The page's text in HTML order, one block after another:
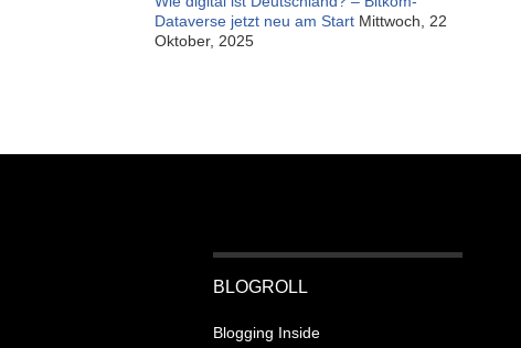
Dataverse jetzt neu am Start Mittwoch, 22
Oktober, 2025
BLOGROLL
Blogging Inside